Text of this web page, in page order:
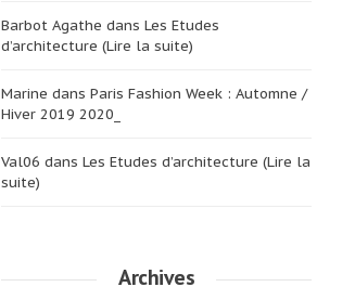
Barbot Agathe dans Les Etudes
d’architecture (Lire la suite)
Marine dans Paris Fashion Week : Automne /
Hiver 2019 2020_
Val06 dans Les Etudes d’architecture (Lire la
suite)
Archives